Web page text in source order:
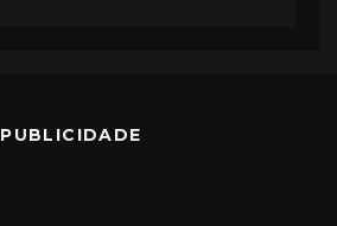
PUBLICIDADE